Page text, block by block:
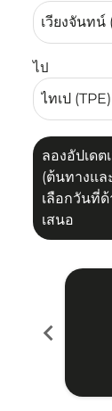
ไป
ลองอัปเด
(ต้นทางแล
เลือกวันที่
เสนอ
chevron_left